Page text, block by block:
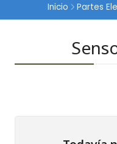
Inicio Partes